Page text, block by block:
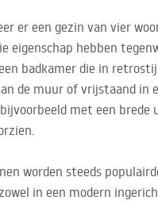
er een gezin van vier
eigenschap hebben
badkamer die in
de muur of vrijstaand in
met een brede
worden steeds
in een modern